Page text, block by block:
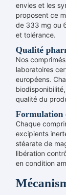
envies et les
proposent ce
de 333 mg ou
et tolérance.
Qualité
Nos
laboratoires
européens.
qualité du
Formulation
Chaque
excipients
stéarate de
libération
en condition